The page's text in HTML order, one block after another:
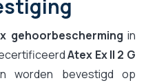
gehoorbescherming in
Atex Ex II 2 G
worden bevestigd op